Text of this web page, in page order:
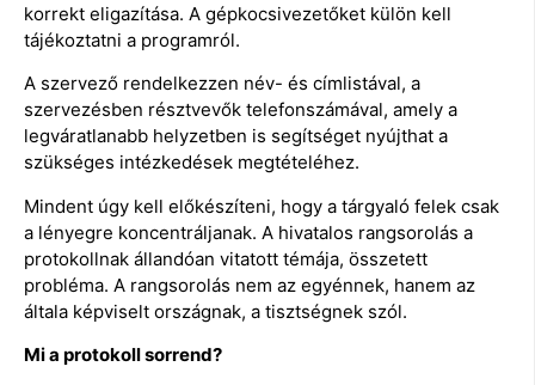
korrekt eligazítása. A gépkocsivezetőket külön kell
tájékoztatni a programról.
A szervező rendelkezzen név- és címlistával, a
szervezésben résztvevők telefonszámával, amely a
legváratlanabb helyzetben is segítséget nyújthat a
szükséges intézkedések megtételéhez.
Mindent úgy kell előkészíteni, hogy a tárgyaló felek csak
a lényegre koncentráljanak. A hivatalos rangsorolás a
protokollnak állandóan vitatott témája, összetett
probléma. A rangsorolás nem az egyénnek, hanem az
általa képviselt országnak, a tisztségnek szól.
Mi a protokoll sorrend?